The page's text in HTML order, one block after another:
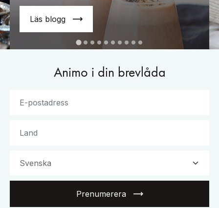
Läs blogg
Animo i din brevlåda
Prenumerera